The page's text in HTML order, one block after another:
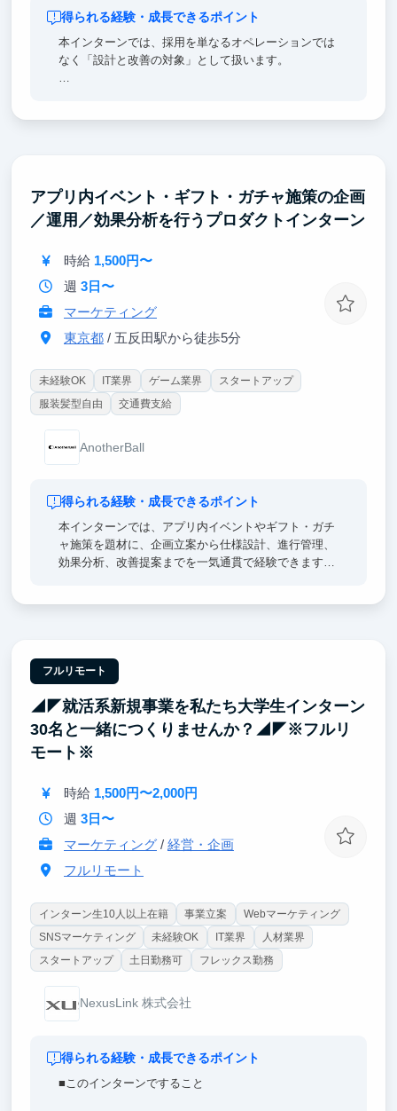
得られる経験・成長できるポイント
本インターンでは、採用を単なるオペレーションでは
なく「設計と改善の対象」として扱います。
これらは人事領域に限らず、事業開発やコンサルティ
ングなど幅広いキャリアで再現性の高い力です。採用
るため、就職活動においても有益な経験になります。
アプリ内イベント・ギフト・ガチャ施策の企画
／運用／効果分析を行うプロダクトインターン
時給 1,500円〜
週 3日〜
マーケティング
東京都/ 五反田駅から徒歩5分
未経験OK IT業界 ゲーム業界
スタートアップ
服装髪型自由
交通費支給
AnotherBall
得られる経験・成長できるポイント
本インターンでは、アプリ内イベントやギフト・ガチ
ャ施策を題材に、企画立案から仕様設計、進行管理、
効果分析、改善提案までを一気通貫で経験できます。
発、コンサルティングなど幅広いキャリアで再現性高
く活きる力です。
また、施策の成功・失敗を自分の言葉で語れるため、
就職活動においても具体的な意思決定と改善のエピソ
ードとして強い武器になります。
フルリモート
◢◤就活系新規事業を私たち大学生インターン
30名と一緒につくりませんか？◢◤※フルリ
モート※
時給 1,500円〜2,000円
週 3日〜
マーケティング/ 経営・企画
フルリモート
インターン生10人以上在籍 事業立案
Webマーケティング
SNSマーケティング
未経験OK IT業界
人材業界
スタートアップ
土日勤務可 フレックス勤務
NexusLink 株式会社
得られる経験・成長できるポイント
■このインターンですること